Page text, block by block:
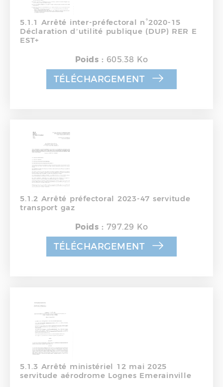
5.1.1 Arrêté inter-préfectoral n°2020-15
Déclaration d’utilité publique (DUP) RER E
EST+
Poids : 605.38 Ko
TÉLÉCHARGEMENT
5.1.2 Arrêté préfectoral 2023-47 servitude
transport gaz
Poids : 797.29 Ko
TÉLÉCHARGEMENT
5.1.3 Arrêté ministériel 12 mai 2025
servitude aérodrome Lognes Emerainville